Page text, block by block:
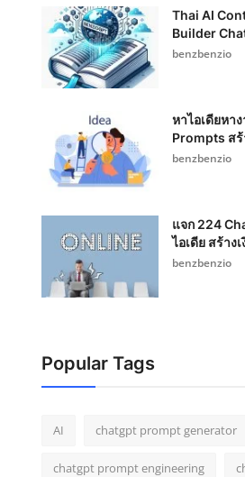
Thai AI
Builder
benzbenzio
หาไอเดียหา
Prompts สร้
benzbenzio
แจก 224
ไอเดีย สร้าง
benzbenzio
Popular Tags
AI chatgpt prompt generator
chatgpt prompt engineering